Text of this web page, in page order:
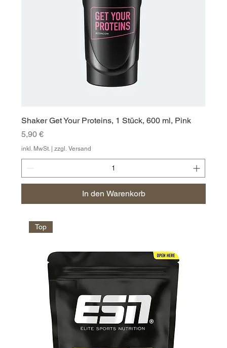
Shaker Get Your Proteins, 1 Stück, 600 ml, Pink
Preis
5,90 €
inkl. MwSt. |zzgl. Versand
In den Warenkorb
Top